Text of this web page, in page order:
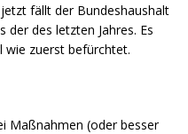
fällt der Bundeshaushalt
der des letzten Jahres. Es
wie zuerst befürchtet.
Maßnahmen (oder besser